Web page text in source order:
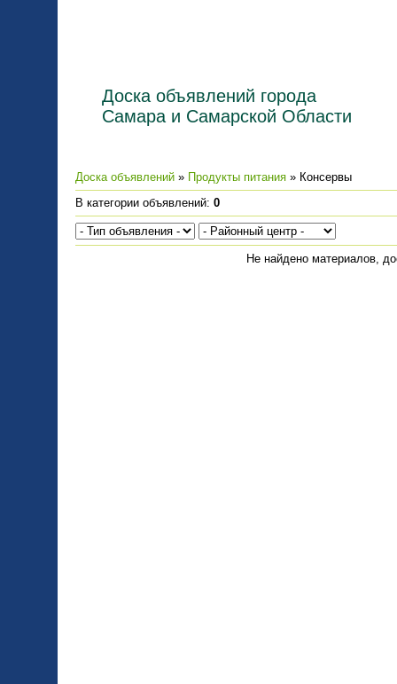
Доска объявлений города
Самара и Самарской Области
Доска объявлений » Продукты питания » Консервы
В категории объявлений: 0
Не найдено материалов,